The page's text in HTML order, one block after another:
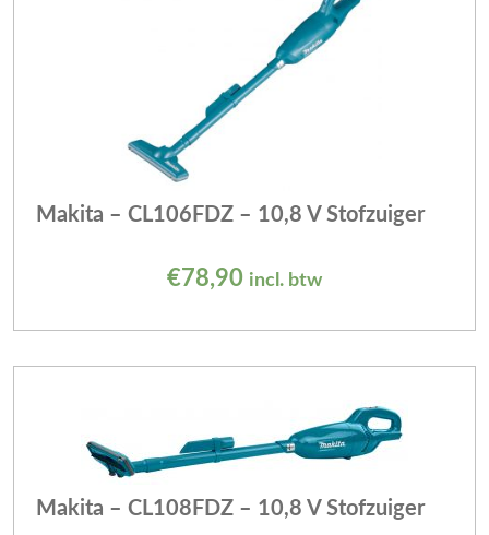
Makita – CL106FDZ – 10,8 V Stofzuiger
€78,90 incl. btw
Makita – CL108FDZ – 10,8 V Stofzuiger